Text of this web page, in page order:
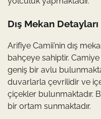
Dış Mekan Detayları
Arifiye Camii’nin dış
bahçeye sahiptir.
geniş bir avlu
duvarlarla çevrilidir ve
çiçekler bulunmaktadır.
bir ortam sunmaktadır.